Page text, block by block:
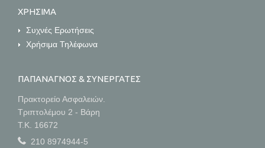
ΧΡΗΣΙΜΑ
Συχνές Ερωτήσεις
Χρήσιμα Τηλέφωνα
ΠΑΠΑΝΑΓΝΟΣ & ΣΥΝΕΡΓΑΤΕΣ
Πρακτορείο Ασφαλειών.
Τριπτολέμου 2 - Βάρη
Τ.Κ. 16672
210 8974944-5